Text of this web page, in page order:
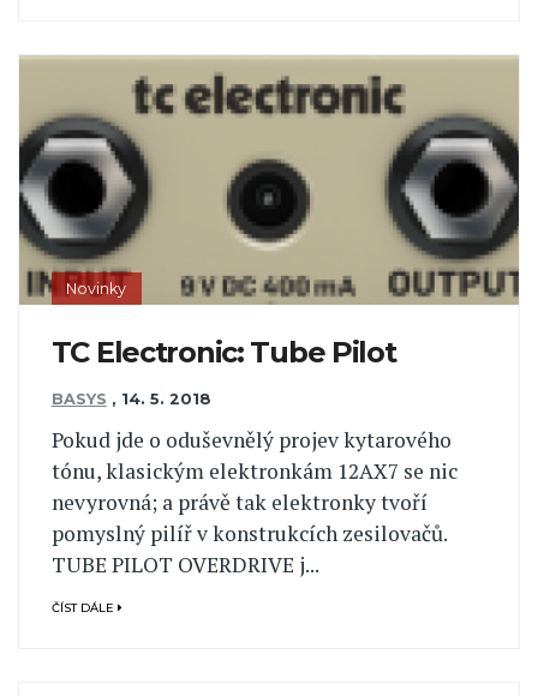
Novinky
TC Electronic: Tube Pilot
BASYS , 14. 5. 2018
Pokud jde o oduševnělý projev kytarového
tónu, klasickým elektronkám 12AX7 se nic
nevyrovná; a právě tak elektronky tvoří
pomyslný pilíř v konstrukcích zesilovačů.
TUBE PILOT OVERDRIVE j...
ČÍST DÁLE